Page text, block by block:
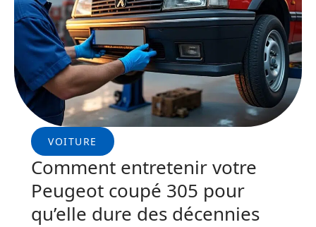
VOITURE
Comment entretenir votre
Peugeot coupé 305 pour
qu’elle dure des décennies